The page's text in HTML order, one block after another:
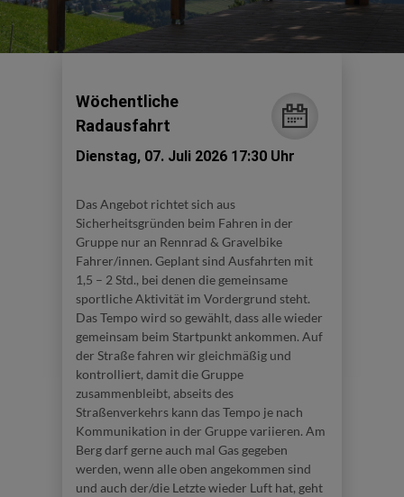
Wöchentliche
Radausfahrt
Dienstag, 07. Juli 2026 17:30 Uhr
Das Angebot richtet sich aus
Sicherheitsgründen beim Fahren in der
Gruppe nur an Rennrad & Gravelbike
Fahrer/innen. Geplant sind Ausfahrten mit
1,5 – 2 Std., bei denen die gemeinsame
sportliche Aktivität im Vordergrund steht.
Das Tempo wird so gewählt, dass alle wieder
gemeinsam beim Startpunkt ankommen. Auf
der Straße fahren wir gleichmäßig und
kontrolliert, damit die Gruppe
zusammenbleibt, abseits des
Straßenverkehrs kann das Tempo je nach
Kommunikation in der Gruppe variieren. Am
Berg darf gerne auch mal Gas gegeben
werden, wenn alle oben angekommen sind
und auch der/die Letzte wieder Luft hat, geht